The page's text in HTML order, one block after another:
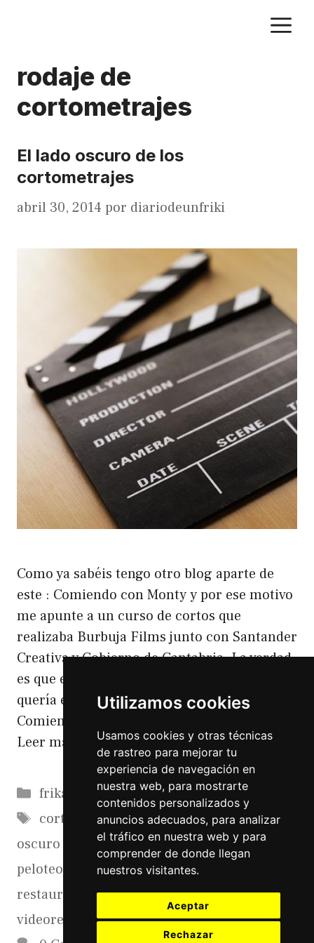
Utilizamos cookies
Usamos cookies y otras técnicas
de rastreo para mejorar tu
experiencia de navegación en
nuestra web, para mostrarte
contenidos personalizados y
anuncios adecuados, para analizar
el tráfico en nuestra web y para
comprender de donde llegan
nuestros visitantes.
Aceptar
Rechazar
rodaje de
cortometrajes
El lado oscuro de los
cortometrajes
abril 30, 2014 por diariodeunfriki
Como ya sabéis tengo otro blog aparte de
este : Comiendo con Monty y por ese motivo
me apunte a un curso de cortos que
realizaba Burbuja Films junto con Santander
Creativa y Gobierno de Cantabria. La verdad
es que el curso estaba muy bien y como yo
quería explotar la faceta comercial de
Comiendo con Monty,sobre todo para …
Leer más
Categorías
frikadas
Etiquetas
cortos crowdfunding,financiacion,lado
oscuro de los cortos ,mecenazgo, patrocinio
peloteo
redes sociales,reportaje
restaurantes ,rodaje de cortometrajes,
videoreportajes restaurantes